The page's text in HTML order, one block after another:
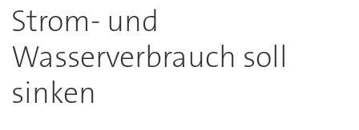
Strom- und
Wasserverbrauch soll
sinken